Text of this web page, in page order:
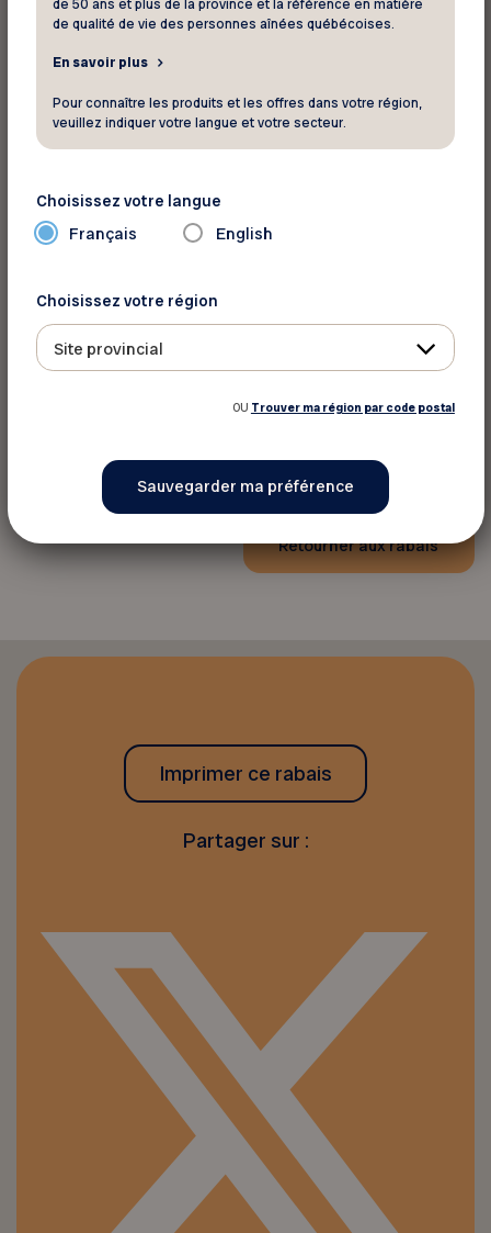
http://www.facebook.com/aircosmetik/
Retourner aux rabais
Imprimer ce rabais
Partager sur :
de 50 ans et plus de la province et la référence en matière
de qualité de vie des personnes aînées québécoises.
En savoir plus
Pour connaître les produits et les offres dans votre région,
veuillez indiquer votre langue et votre secteur.
Choisissez votre langue
Français English
Choisissez votre région
Site provincial
OU Trouver ma région par code postal